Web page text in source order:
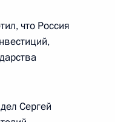
что Россия
Сергей